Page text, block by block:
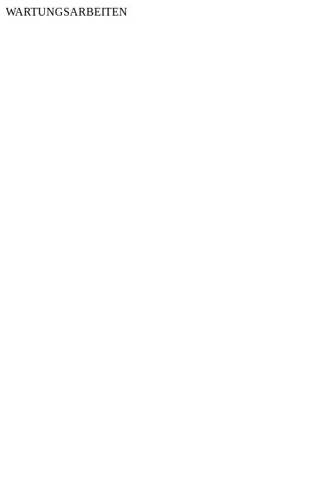
WARTUNGSARBEITEN